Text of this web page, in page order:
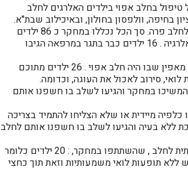
בחיפה, וולפסון בחולון, ובאיכילוב שבת"א.
במחקר השתתפו ילדים בגילאים שונים שנמצאו אלרגיים לחלב פרה. סך הכל נכללו במחקר כ 86 ילדים
שבשלב הראשון עברו תגר מבוקר לחלב אפוי במרפאת האלרגיה . 16 ילדים כבר בתגר במרפאה הגיבו
68 ילדים המשיכו בטיפול בבית באמצעות פרוסת עוגה או מאפין שבו היה חלב אפוי . 26 ילדים מתוכם
סירוב לאכול את העוגה, וכדומה.
המשיכו במחקר והגיעו לשלב בו חשפנו אותם
כלפיה מיידית או שלא הצליחו להתמיד בצריכה
המותכת ללא בעיה והגיעו לשלב בו חשפנו אותם לחלב
כך שלסיכומו של דבר מתוך 86 ילדים עם אלרגיה משמעותית לחלב , שהשתתפו במחקר, : 20 ילדים כלומר
תופעות לואי משמעותיות וזאת תוך כחצי